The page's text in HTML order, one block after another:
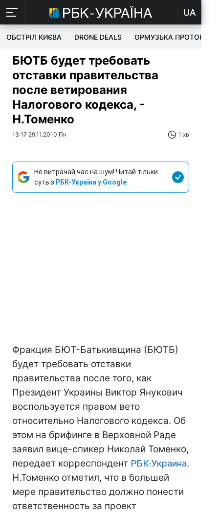
UA
ОБСТРІЛ КИЄВА DRONE DEALS ОРМУЗЬКА ПРОТОКА
БЮТБ будет требовать
отставки правительства
после ветирования
Налогового кодекса, -
Н.Томенко
13:17 29.11.2010 Пн 1 хв
Не витрачай час на шум! Читай тільки
суть з РБК-Україна у Google
Фракция БЮТ-Батькивщина (БЮТБ)
будет требовать отставки
правительства после того, как
Президент Украины Виктор Янукович
воспользуется правом вето
относительно Налогового кодекса. Об
этом на брифинге в Верховной Раде
заявил вице-спикер Николай Томенко,
передает корреспондент РБК-Украина.
Н.Томенко отметил, что в большей
мере правительство должно понести
ответственность за проект